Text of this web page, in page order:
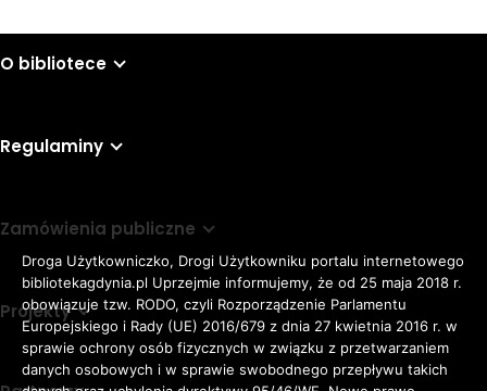
O bibliotece
Regulaminy
Zamówienia publiczne
Projekty
Droga Użytkowniczko, Drogi Użytkowniku portalu internetowego
bibliotekagdynia.pl Uprzejmie informujemy, że od 25 maja 2018 r.
obowiązuje tzw. RODO, czyli Rozporządzenie Parlamentu
Europejskiego i Rady (UE) 2016/679 z dnia 27 kwietnia 2016 r. w
sprawie ochrony osób fizycznych w związku z przetwarzaniem
danych osobowych i w sprawie swobodnego przepływu takich